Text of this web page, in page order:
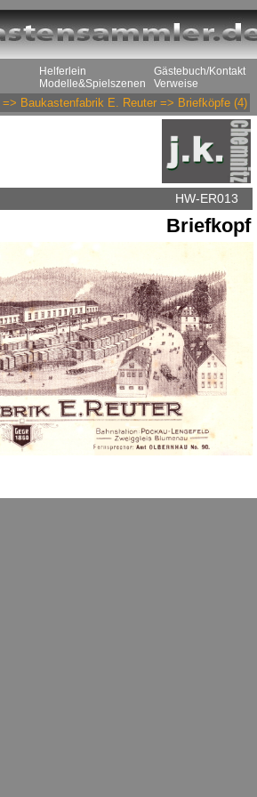
Helferlein
Modelle&Spielszenen
Gästebuch/Kontakt
Verweise
=> Baukastenfabrik E. Reuter => Briefköpfe (4)
HW-ER013
Briefkopf